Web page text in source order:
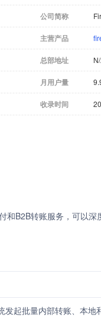
公司简称
主营产品
总部地址
月用户量
收录时间
和B2B转账服务，可以
发起批量内部转账、本地